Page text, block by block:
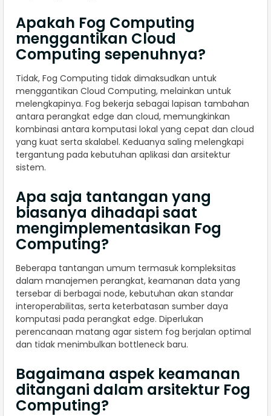
Apakah Fog Computing
menggantikan Cloud
Computing sepenuhnya?
Tidak, Fog Computing tidak dimaksudkan untuk
menggantikan Cloud Computing, melainkan untuk
melengkapinya. Fog bekerja sebagai lapisan tambahan
antara perangkat edge dan cloud, memungkinkan
kombinasi antara komputasi lokal yang cepat dan cloud
yang kuat serta skalabel. Keduanya saling melengkapi
tergantung pada kebutuhan aplikasi dan arsitektur
sistem.
Apa saja tantangan yang
biasanya dihadapi saat
mengimplementasikan Fog
Computing?
Beberapa tantangan umum termasuk kompleksitas
dalam manajemen perangkat, keamanan data yang
tersebar di berbagai node, kebutuhan akan standar
interoperabilitas, serta keterbatasan sumber daya
komputasi pada perangkat edge. Diperlukan
perencanaan matang agar sistem fog berjalan optimal
dan tidak menimbulkan bottleneck baru.
Bagaimana aspek keamanan
ditangani dalam arsitektur Fog
Computing?